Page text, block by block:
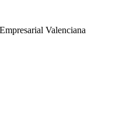
Valenciana